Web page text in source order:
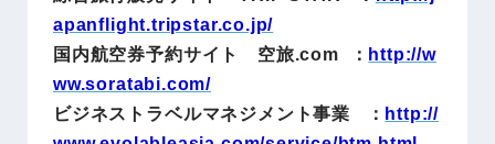
apanflight.tripstar.co.jp/
国内航空券予約サイト 空旅.com ： http://w
ww.soratabi.com/
ビジネストラベルマネジメント事業 ： http://